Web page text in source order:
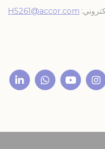
H5261@accor.com